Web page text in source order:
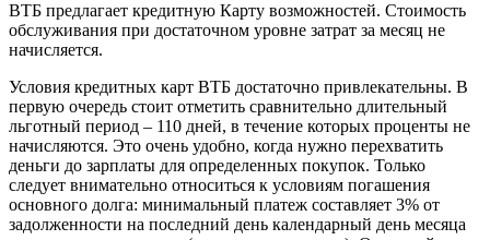
ВТБ предлагает кредитную Карту возможностей. Стоимость
обслуживания при достаточном уровне затрат за месяц не
начисляется.
Условия кредитных карт ВТБ достаточно привлекательны. В
первую очередь стоит отметить сравнительно длительный
льготный период – 110 дней, в течение которых проценты не
начисляются. Это очень удобно, когда нужно перехватить
деньги до зарплаты для определенных покупок. Только
следует внимательно относиться к условиям погашения
основного долга: минимальный платеж составляет 3% от
задолженности на последний день календарный день месяца